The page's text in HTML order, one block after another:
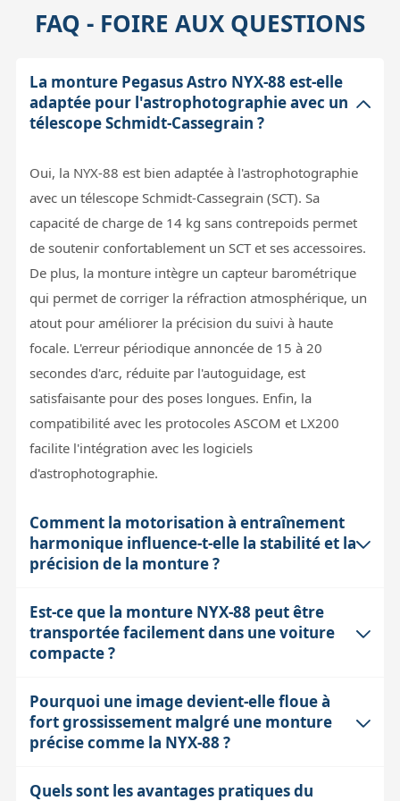
FAQ - FOIRE AUX QUESTIONS
La monture Pegasus Astro NYX-88 est-elle
adaptée pour l'astrophotographie avec un
télescope Schmidt-Cassegrain ?
Oui, la NYX-88 est bien adaptée à l'astrophotographie
avec un télescope Schmidt-Cassegrain (SCT). Sa
capacité de charge de 14 kg sans contrepoids permet
de soutenir confortablement un SCT et ses accessoires.
De plus, la monture intègre un capteur barométrique
qui permet de corriger la réfraction atmosphérique, un
atout pour améliorer la précision du suivi à haute
focale. L'erreur périodique annoncée de 15 à 20
secondes d'arc, réduite par l'autoguidage, est
satisfaisante pour des poses longues. Enfin, la
compatibilité avec les protocoles ASCOM et LX200
facilite l'intégration avec les logiciels
d'astrophotographie.
Comment la motorisation à entraînement
harmonique influence-t-elle la stabilité et la
précision de la monture ?
La motorisation à entraînement harmonique utilise un
système à réducteurs elliptiques combinés à une
courroie synchrone, offrant un rapport de réduction
couple important. Cette conception limite les jeux
mécaniques et réduit l'erreur périodique, qui est ici de
suivi fluide et précis, même avec une monture légère et
Est-ce que la monture NYX-88 peut être
transportée facilement dans une voiture
compacte ?
Oui, la NYX-88 est conçue pour être compacte et légère
(5 kg), ce qui facilite grandement son transport. Son
design sans contrepoids pour une charge de 14 kg
Pourquoi une image devient-elle floue à
fort grossissement malgré une monture
précise comme la NYX-88 ?
Même avec une monture très précise comme la NYX-
Quels sont les avantages pratiques du